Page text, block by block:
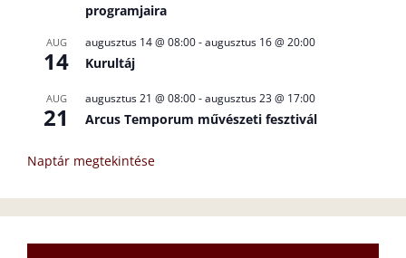
programjaira
AUG
14
augusztus 14 @ 08:00-augusztus 16 @ 20:00
Kurultáj
AUG
21
augusztus 21 @ 08:00-augusztus 23 @ 17:00
Arcus Temporum művészeti fesztivál
Naptár megtekintése